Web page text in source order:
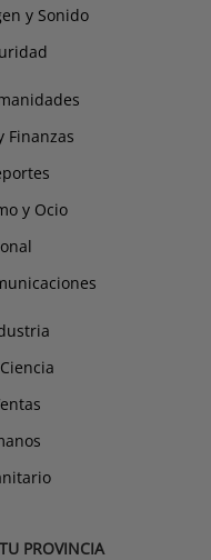
y Sonido
Finanzas
y Ocio
PROVINCIA